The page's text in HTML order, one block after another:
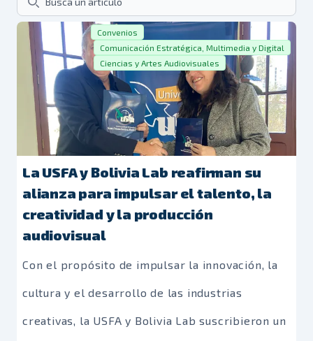
Convenios
Comunicación Estratégica, Multimedia y Digital
Ciencias y Artes Audiovisuales
La USFA y Bolivia Lab reafirman su
alianza para impulsar el talento, la
creatividad y la producción
audiovisual
Con el propósito de impulsar la innovación, la
cultura y el desarrollo de las industrias
creativas, la USFA y Bolivia Lab suscribieron un